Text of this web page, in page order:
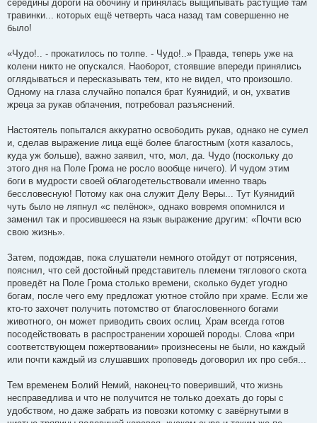
середины дороги на обочину и принялась выщипывать растущие там
травинки... которых ещё четверть часа назад там совершенно не
было!
«Чудо!.. - прокатилось по толпе. - Чудо!..» Правда, теперь уже на
колени никто не опускался. Наоборот, стоявшие впереди принялись
оглядываться и пересказывать тем, кто не видел, что произошло.
Одному на глаза случайно попался брат Куянидий, и он, ухватив
жреца за рукав облачения, потребовал разъяснений.
Настоятель попытался аккуратно освободить рукав, однако не сумел
и, сделав выражение лица ещё более благостным (хотя казалось,
куда уж больше), важно заявил, что, мол, да. Чудо (поскольку до
этого дня на Поле Грома не росло вообще ничего). И чудом этим
боги в мудрости своей облагодетельствовали именно тварь
бессловесную! Потому как она служит Делу Веры... Тут Куянидий
чуть было не ляпнул «с пелёнок», однако вовремя опомнился и
заменил так и просившееся на язык выражение другим: «Почти всю
свою жизнь».
Затем, подождав, пока слушатели немного отойдут от потрясения,
пояснил, что сей достойный представитель племени тяглового скота
проведёт на Поле Грома столько времени, сколько будет угодно
богам, после чего ему предложат уютное стойло при храме. Если же
кто-то захочет получить потомство от благословенного богами
животного, он может приводить своих ослиц. Храм всегда готов
посодействовать в распространении хорошей породы. Слова «при
соответствующем пожертвовании» произнесены не были, но каждый
или почти каждый из слушавших проповедь договорил их про себя...
Тем временем Болий Немий, наконец-то поверивший, что жизнь
несправедлива и что не получится не только доехать до горы с
удобством, но даже забрать из повозки котомку с завёрнутыми в